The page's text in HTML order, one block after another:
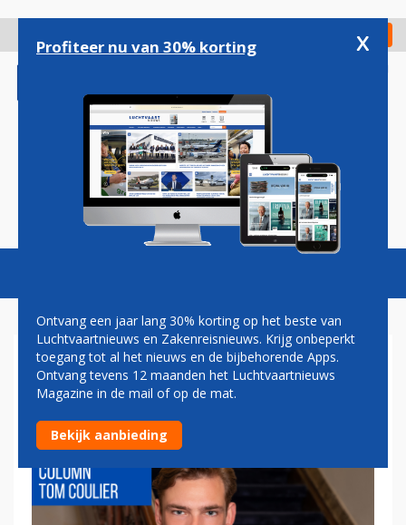
gaan
Check in
Magazine Podcasts Vacatures
VAN COCKPIT NAAR
RECHTBANK
Profiteer nu van 30% korting x
Ontvang een jaar lang 30% korting op het beste van
Luchtvaartnieuws en Zakenreisnieuws. Krijg onbeperkt
toegang tot al het nieuws en de bijbehorende Apps.
Ontvang tevens 12 maanden het Luchtvaartnieuws
Magazine in de mail of op de mat.
Bekijk aanbieding